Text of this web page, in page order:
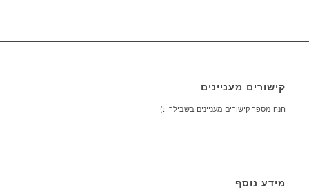
קישורים מעניינים
הנה מספר קישורים מעניינים בשבילך! :)
מידע נוסף